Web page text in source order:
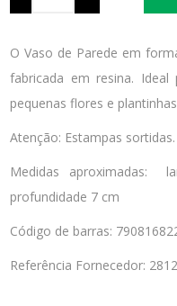
O Vaso de Parede em
fabricada em resina.
pequenas flores e
Atenção: Estampas sortidas.
Medidas
profundidade 7 cm
Código de barras:
Referência Fornecedor: 2812